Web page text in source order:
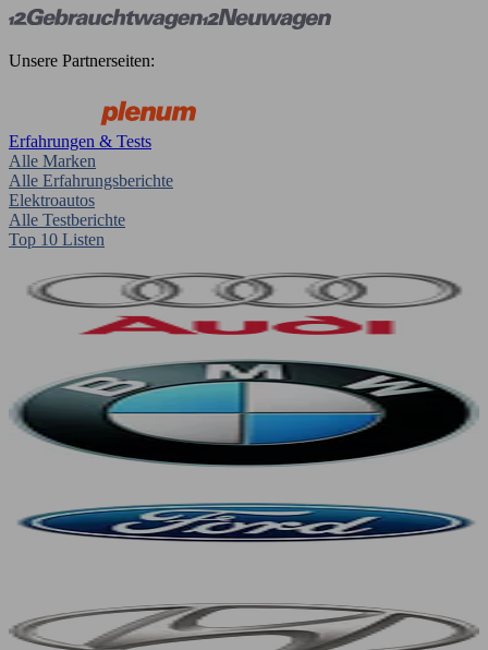
Unsere Partnerseiten:
Erfahrungen & Tests
Alle Marken
Alle Erfahrungsberichte
Elektroautos
Alle Testberichte
Top 10 Listen